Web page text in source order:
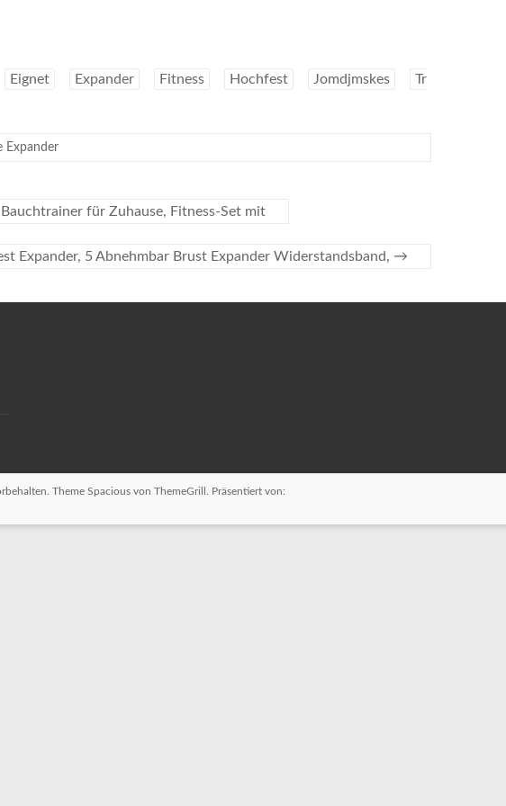
Eignet Expander Fitness Hochfest Jomdjmskes
Tr
Expander
für Zuhause, Fitness-Set mit
Expander, 5 Abnehmbar Brust Expander Widerstandsband, →
Theme Spacious von ThemeGrill. Präsentiert von: